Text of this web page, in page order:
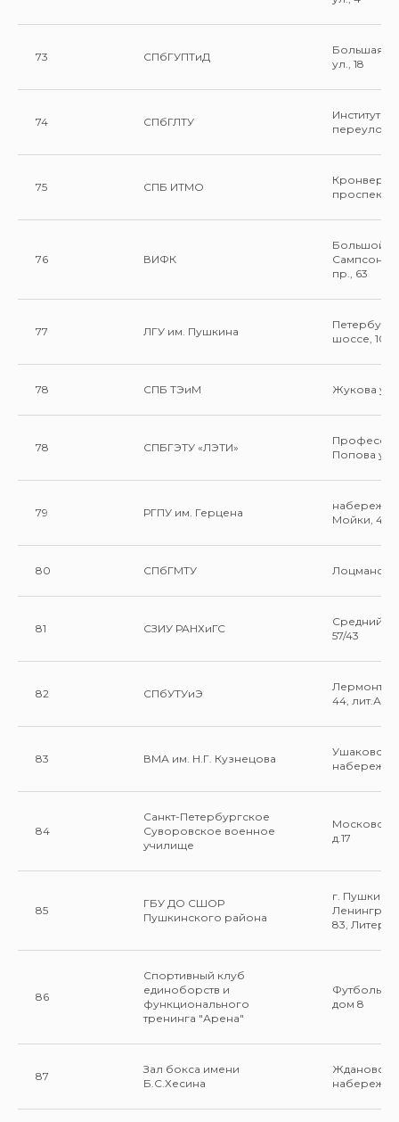
73 СПбГУПТиД
Большая
ул., 18
74 СПбГЛТУ
переулок, 5
75 СПБ ИТМО
проспект,
76 ВИФК
Большой
пр., 63
77 ЛГУ им. Пушкина
шоссе, 10
78 СПБ ТЭиМ Жукова ул.,
78 СПБГЭТУ «ЛЭТИ»
Попова ул.,
79 РГПУ им. Герцена
Мойки, 48
80 СПбГМТУ
81 СЗИУ РАНХиГС
Средний
57/43
82 СПбУТУиЭ
44, лит.А
83 ВМА им. Н.Г. Кузнецова
84
Санкт-Петербургское
Суворовское военное
училище
д.17
85
ГБУ ДО СШОР
Пушкинского района
г. Пушкин,
83, Литера
86
Спортивный клуб
единоборств и
функционального
тренинга "Арена"
дом 8
87
Зал бокса имени
Б.С.Хесина